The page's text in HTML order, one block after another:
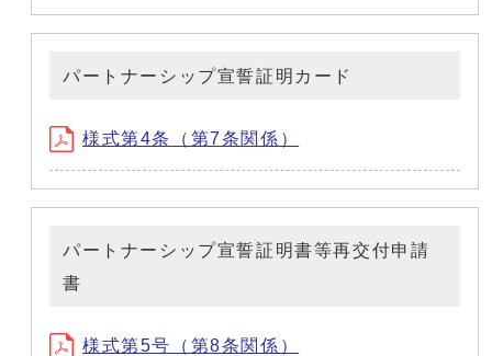
パートナーシップ宣誓証明カード
様式第4条（第7条関係）
パートナーシップ宣誓証明書等再交付申請
書
様式第5号（第8条関係）